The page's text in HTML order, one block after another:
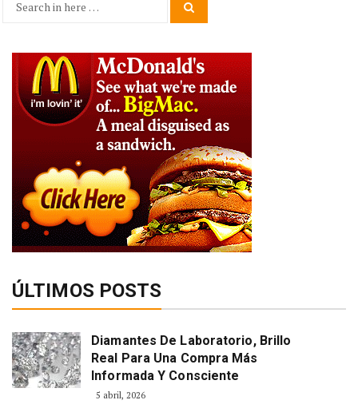
Search
ÚLTIMOS POSTS
Diamantes De Laboratorio, Brillo
Real Para Una Compra Más
Informada Y Consciente
5 abril, 2026